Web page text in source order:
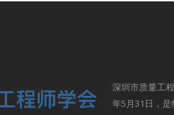
深圳市质量工
年5月31日，